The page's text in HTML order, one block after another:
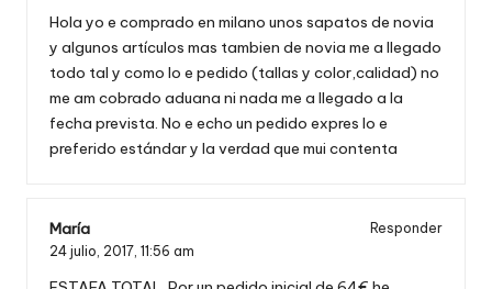
Hola yo e comprado en milano unos sapatos de novia
y algunos artículos mas tambien de novia me a llegado
todo tal y como lo e pedido (tallas y color,calidad) no
me am cobrado aduana ni nada me a llegado a la
fecha prevista. No e echo un pedido expres lo e
preferido estándar y la verdad que mui contenta
María
Responder
24 julio, 2017, 11:56 am